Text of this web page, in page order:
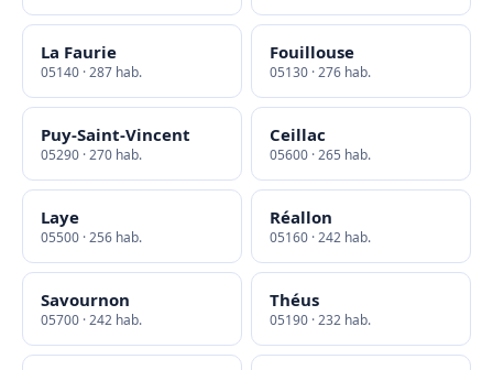
La Faurie
05140 · 287 hab.
Fouillouse
05130 · 276 hab.
Puy-Saint-Vincent
05290 · 270 hab.
Ceillac
05600 · 265 hab.
Laye
05500 · 256 hab.
Réallon
05160 · 242 hab.
Savournon
05700 · 242 hab.
Théus
05190 · 232 hab.